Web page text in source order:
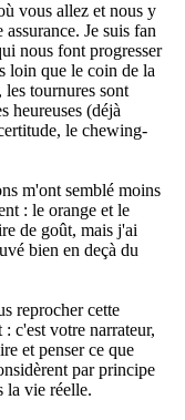
vous allez et nous y
Je suis fan
nous font progresser
loin que le coin de la
les tournures sont
heureuses (déjà
le chewing-
m'ont semblé moins
: le orange et le
de goût, mais j'ai
bien en deçà du
reprocher cette
c'est votre narrateur,
et penser ce que
par principe
la vie réelle.